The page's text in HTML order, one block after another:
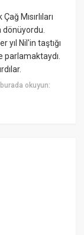
Mısırlıları
dönüyordu.
yıl Nil'in taştığı
burada okuyun: